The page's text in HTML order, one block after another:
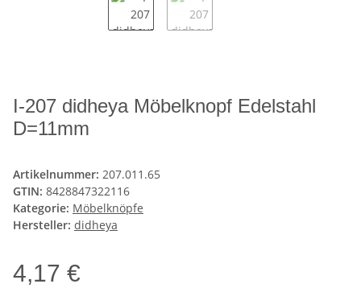
I-207 didheya Möbelknopf Edelstahl
D=11mm
Artikelnummer: 207.011.65
GTIN: 8428847322116
Kategorie: Möbelknöpfe
Hersteller: didheya
4,17 €